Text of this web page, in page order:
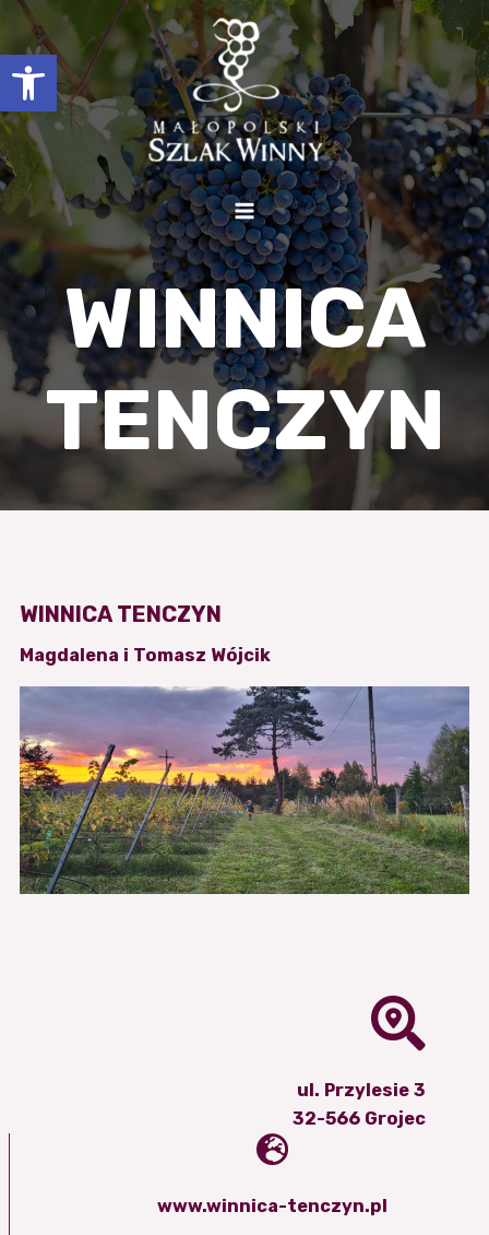
Otwórz pasek narzędzi
WINNICA
TENCZYN
WINNICA TENCZYN
Magdalena i Tomasz Wójcik
ul. Przylesie 3
32-566 Grojec
www.winnica-tenczyn.pl